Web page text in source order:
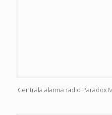
Centrala alarma radio Paradox